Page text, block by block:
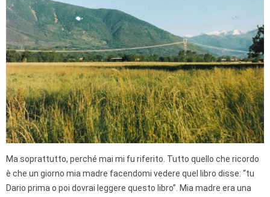
Ma soprattutto, perché mai mi fu riferito. Tutto quello che ricordo
è che un giorno mia madre facendomi vedere quel libro disse: “tu
Dario prima o poi dovrai leggere questo libro”. Mia madre era una